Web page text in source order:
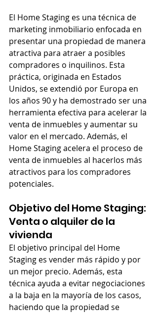
El Home Staging es una técnica de
marketing inmobiliario enfocada en
presentar una propiedad de manera
atractiva para atraer a posibles
compradores o inquilinos. Esta
práctica, originada en Estados
Unidos, se extendió por Europa en
los años 90 y ha demostrado ser una
herramienta efectiva para acelerar la
venta de inmuebles y aumentar su
valor en el mercado. Además, el
Home Staging acelera el proceso de
venta de inmuebles al hacerlos más
atractivos para los compradores
potenciales.
Objetivo del Home Staging:
Venta o alquiler de la
vivienda
El objetivo principal del Home
Staging es vender más rápido y por
un mejor precio. Además, esta
técnica ayuda a evitar negociaciones
a la baja en la mayoría de los casos,
haciendo que la propiedad se